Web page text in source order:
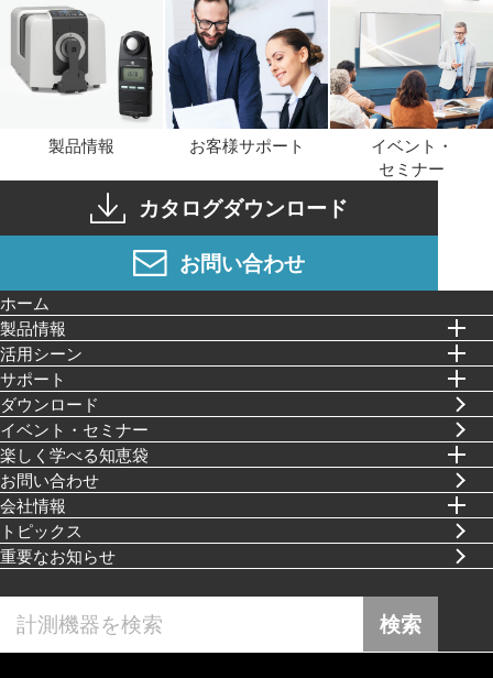
製品情報 お客様サポート
イベント・
セミナー
カタログダウンロード
お問い合わせ
ホーム
製品情報
活⽤シーン
イベント・セミナー
楽しく学べる知恵袋
サポート
お問い合わせ
ダウンロード
会社情報
トピックス
重要なお知らせ
検索